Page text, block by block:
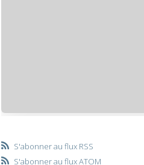
S'abonner au flux RSS
S'abonner au flux ATOM